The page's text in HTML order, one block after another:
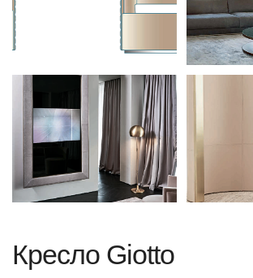
Кресло Giotto